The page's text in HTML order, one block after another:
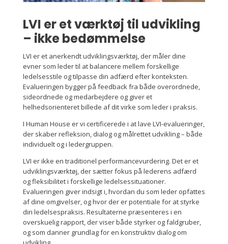
LVI er et værktøj til udvikling
– ikke bedømmelse
LVI er et anerkendt udviklingsværktøj, der måler dine
evner som leder til at balancere mellem forskellige
ledelsesstile og tilpasse din adfærd efter konteksten.
Evalueringen bygger på feedback fra både overordnede,
sideordnede og medarbejdere og giver et
helhedsorienteret billede af dit virke som leder i praksis.
I Human House er vi certificerede i at lave LVI-evalueringer,
der skaber refleksion, dialog og målrettet udvikling – både
individuelt og i ledergruppen.
LVI er ikke en traditionel performancevurdering. Det er et
udviklingsværktøj, der sætter fokus på lederens adfærd
og fleksibilitet i forskellige ledelsessituationer.
Evalueringen giver indsigt i, hvordan du som leder opfattes
af dine omgivelser, og hvor der er potentiale for at styrke
din ledelsespraksis. Resultaterne præsenteres i en
overskuelig rapport, der viser både styrker og faldgruber,
og som danner grundlag for en konstruktiv dialog om